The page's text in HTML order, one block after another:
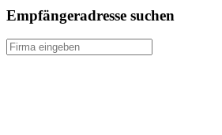
Empfängeradresse suchen